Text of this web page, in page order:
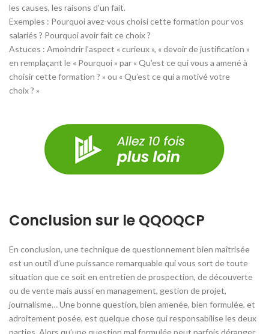
les causes, les raisons d’un fait.
Exemples : Pourquoi avez-vous choisi cette formation pour vos
salariés ? Pourquoi avoir fait ce choix ?
Astuces : Amoindrir l’aspect « curieux », « devoir de justification »
en remplaçant le « Pourquoi » par « Qu’est ce qui vous a amené à
choisir cette formation ? » ou « Qu’est ce qui a motivé votre
choix ? »
Conclusion sur le QQOQCP
En conclusion, une technique de questionnement bien maîtrisée
est un outil d’une puissance remarquable qui vous sort de toute
situation que ce soit en entretien de prospection, de découverte
ou de vente mais aussi en management, gestion de projet,
journalisme… Une bonne question, bien amenée, bien formulée, et
adroitement posée, est quelque chose qui responsabilise les deux